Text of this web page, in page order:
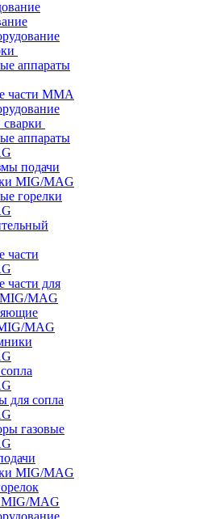
аппараты
части MMA
аппараты
подачи
MIG/MAG
горелки
части
части для
MAG
MAG
для сопла
газовые
MIG/MAG
MIG/MAG